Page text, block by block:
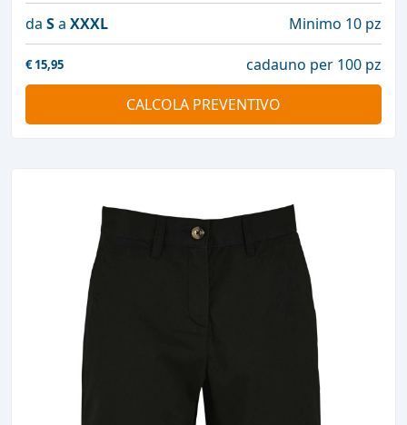
da Sa XXXL Minimo 10 pz
€ 15,95
cadauno per 100 pz
CALCOLA PREVENTIVO